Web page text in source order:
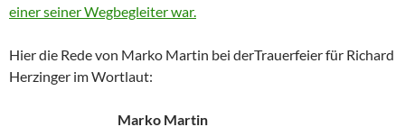
einer seiner Wegbegleiter war.
Hier die Rede von Marko Martin bei derTrauerfeier für Richard
Herzinger im Wortlaut:
Marko Martin